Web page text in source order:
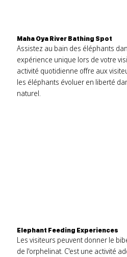
Maha Oya River Bathing Spot
Assistez au bain des éléphants
expérience unique lors de votre
activité quotidienne offre aux
les éléphants évoluer en liberté
naturel.
Elephant Feeding Experiences
Les visiteurs peuvent donner le
de l'orphelinat. C'est une activité